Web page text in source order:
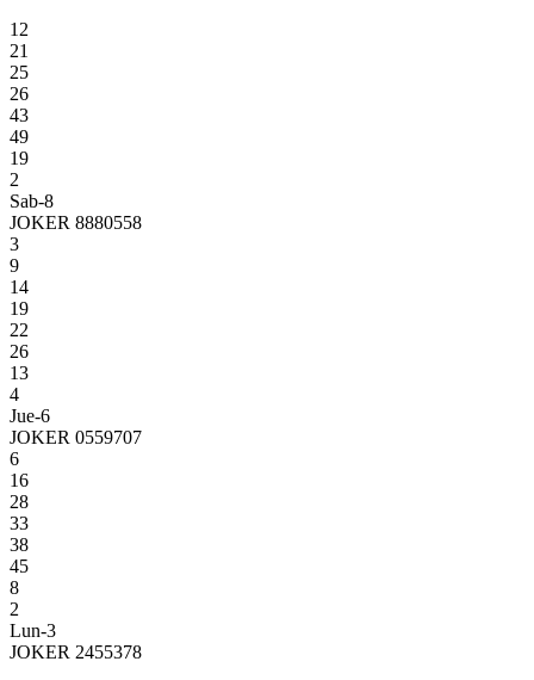
12
21
25
26
43
49
19
2
Sab-8
JOKER 8880558
3
9
14
19
22
26
13
4
Jue-6
JOKER 0559707
6
16
28
33
38
45
8
2
Lun-3
JOKER 2455378